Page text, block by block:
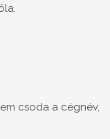
csoda a cégnév,